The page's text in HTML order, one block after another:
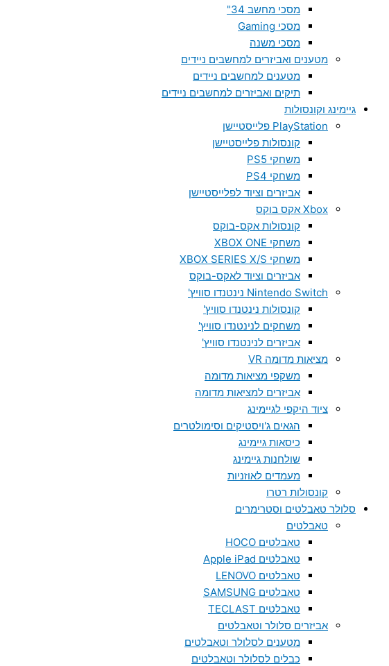
מסכי מחשב 34"
מסכי Gaming
מסכי משנה
מטענים ואביזרים למחשבים ניידים
מטענים למחשבים ניידים
תיקים ואביזרים למחשבים ניידים
גיימינג וקונסולות
PlayStation פלייסטיישן
קונסולות פלייסטיישן
משחקי PS5
משחקי PS4
אביזרים וציוד לפלייסטיישן
Xbox אקס בוקס
קונסולות אקס-בוקס
משחקי XBOX ONE
משחקי XBOX SERIES X/S
אביזרים וציוד לאקס-בוקס
Nintendo Switch נינטנדו סוויץ'
קונסולות נינטנדו סוויץ'
משחקים לנינטנדו סוויץ'
אביזרים לנינטנדו סוויץ'
מציאות מדומה VR
משקפי מציאות מדומה
אביזרים למציאות מדומה
ציוד היקפי לגיימינג
הגאים ג'ויסטיקים וסימולטרים
כיסאות גיימינג
שולחנות גיימינג
מעמדים לאוזניות
קונסולות רטרו
סלולר טאבלטים וסטרימרים
טאבלטים
טאבלטים HOCO
טאבלטים Apple iPad
טאבלטים LENOVO
טאבלטים SAMSUNG
טאבלטים TECLAST
אביזרים סלולר וטאבלטים
מטענים לסלולר וטאבלטים
כבלים לסלולר וטאבלטים